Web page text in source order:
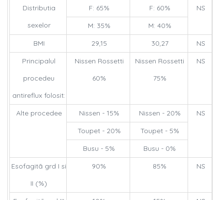
Distributia
sexelor
F: 65% F: 60%
NS
M: 35%
M: 40%
BMI
29,15 30,27
NS
Principalul
procedeu
antireflux folosit:
Nissen Rossetti
60%
Nissen Rossetti
75%
NS
Alte procedee Nissen - 15% Nissen - 20%
NS
Toupet - 20%
Toupet - 5%
Busu - 5%
Busu - 0%
Esofagitã grd I si
II (%)
90% 85% NS